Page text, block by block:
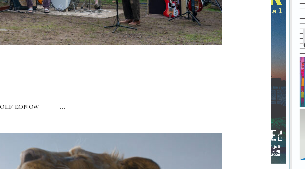
KONOW …